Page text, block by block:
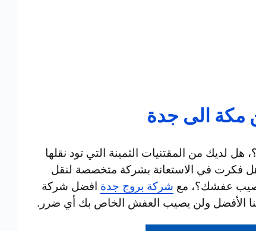
الى جدة
من المقتنيات الثمينة التي تود نقلها
فكرت في الاستعانة بشركة متخصصة لنقل
عفشك؟، مع شركة بروج جدة افضل شركة
الأفضل ولن يصيب العفش الخاص بك أي ضرر.